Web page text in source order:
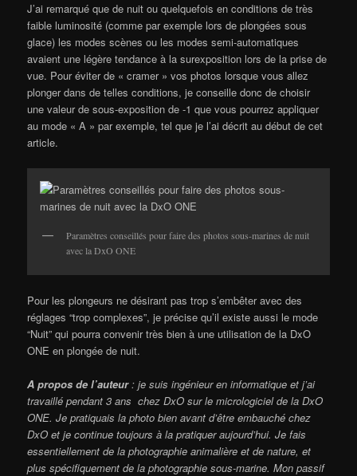
J’ai remarqué que de nuit ou quelquefois en conditions de très
faible luminosité (comme par exemple lors de plongées sous
glace) les modes scènes ou les modes semi-automatiques
avaient une légère tendance à la surexposition lors de la prise de
vue. Pour éviter de « cramer » vos photos lorsque vous allez
plonger dans de telles conditions, je conseille donc de choisir
une valeur de sous-exposition de -1 que vous pourrez appliquer
au mode « A » par exemple, tel que je l’ai décrit au début de cet
article.
Paramètres conseillés pour faire des photos sous-marines de nuit
avec la DxO ONE
Pour les plongeurs ne désirant pas trop s’embêter avec des
réglages “trop complexes”, je précise qu’il existe aussi le mode
“Nuit” qui pourra convenir très bien à une utilisation de la DxO
ONE en plongée de nuit.
A propos de l’auteur: je suis ingénieur en informatique et j’ai
travaillé pendant 3 ans chez DxO sur le micrologiciel de la DxO
ONE. Je pratiquais la photo bien avant d’être embauché chez
DxO et je continue toujours à la pratiquer aujourd’hui. Je fais
essentiellement de la photographie animalière et de nature, et
plus spécifiquement de la photographie sous-marine. Mon passif